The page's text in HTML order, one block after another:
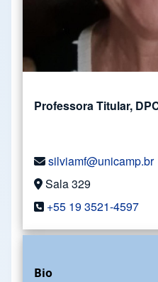
Professora Titular,
silviamf@unicamp.br
Sala 329
+55 19 3521-4597
Bio